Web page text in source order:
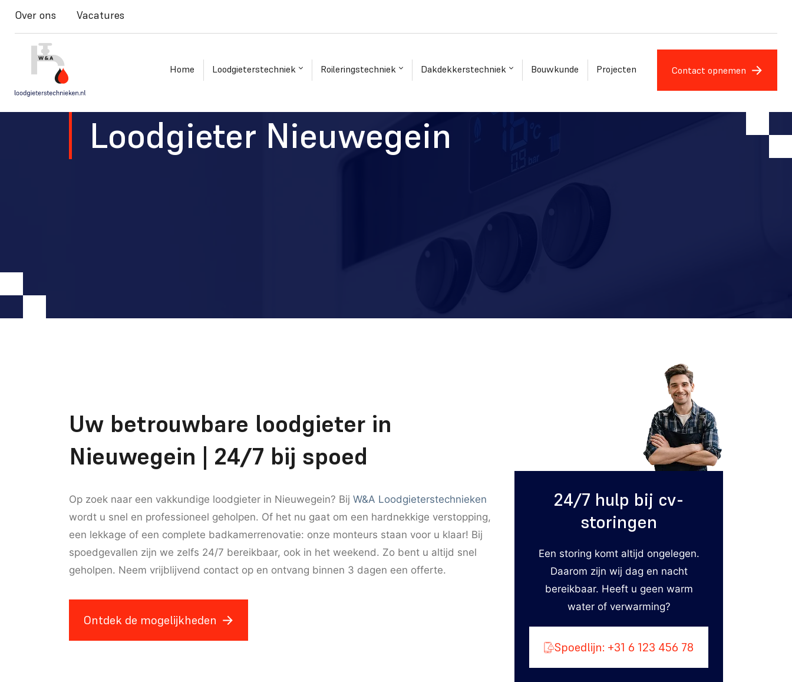
Over ons Vacatures
Home Loodgieterstechniek Roileringstechniek Dakdekkerstechniek Bouwkunde Projecten Contact opnemen
Loodgieter Nieuwegein
Uw betrouwbare loodgieter in
Nieuwegein | 24/7 bij spoed
Op zoek naar een vakkundige loodgieter in Nieuwegein? Bij W&A Loodgieterstechnieken
wordt u snel en professioneel geholpen. Of het nu gaat om een hardnekkige verstopping,
een lekkage of een complete badkamerrenovatie: onze monteurs staan voor u klaar! Bij
spoedgevallen zijn we zelfs 24/7 bereikbaar, ook in het weekend. Zo bent u altijd snel
geholpen. Neem vrijblijvend contact op en ontvang binnen 3 dagen een offerte.
Ontdek de mogelijkheden
24/7 hulp bij cv-
storingen
Een storing komt altijd ongelegen.
Daarom zijn wij dag en nacht
bereikbaar. Heeft u geen warm
water of verwarming?
Spoedlijn: +31 6 123 456 78